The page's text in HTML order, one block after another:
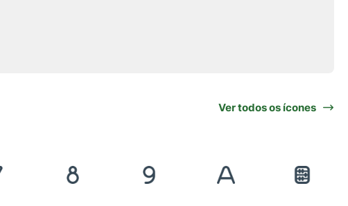
Ver todos os ícones